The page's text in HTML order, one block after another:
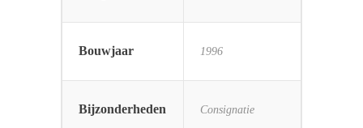
Bouwjaar 1996
Bijzonderheden Consignatie